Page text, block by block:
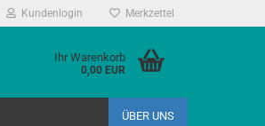
Kundenlogin Merkzettel
Ihr Warenkorb
0,00 EUR
ÜBER UNS